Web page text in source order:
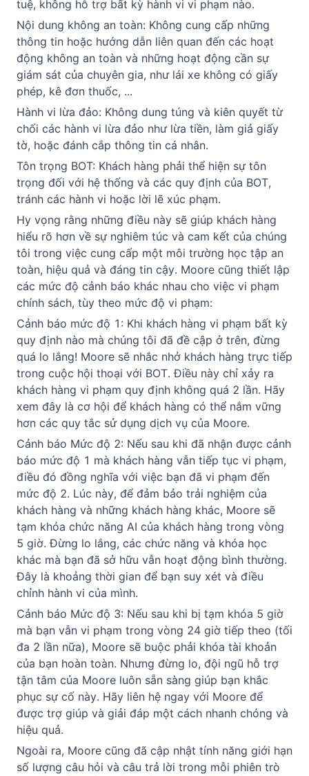
tuệ, không hỗ trợ bất kỳ hành vi vi phạm nào.
Nội dung không an toàn: Không cung cấp những
thông tin hoặc hướng dẫn liên quan đến các hoạt
động không an toàn và những hoạt động cần sự
giám sát của chuyên gia, như lái xe không có giấy
phép, kê đơn thuốc, ...
Hành vi lừa đảo: Không dung túng và kiên quyết từ
chối các hành vi lừa đảo như lừa tiền, làm giả giấy
tờ, hoặc đánh cắp thông tin cá nhân.
Tôn trọng BOT: Khách hàng phải thể hiện sự tôn
trọng đối với hệ thống và các quy định của BOT,
tránh các hành vi hoặc lời lẽ xúc phạm.
Hy vọng rằng những điều này sẽ giúp khách hàng
hiểu rõ hơn về sự nghiêm túc và cam kết của chúng
tôi trong việc cung cấp một môi trường học tập an
toàn, hiệu quả và đáng tin cậy. Moore cũng thiết lập
các mức độ cảnh báo khác nhau cho việc vi phạm
chính sách, tùy theo mức độ vi phạm:
Cảnh báo mức độ 1: Khi khách hàng vi phạm bất kỳ
quy định nào mà chúng tôi đã đề cập ở trên, đừng
quá lo lắng! Moore sẽ nhắc nhở khách hàng trực tiếp
trong cuộc hội thoại với BOT. Điều này chỉ xảy ra
khách hàng vi phạm quy định không quá 2 lần. Hãy
xem đây là cơ hội để khách hàng có thể nắm vững
hơn các quy tắc sử dụng dịch vụ của Moore.
Cảnh báo Mức độ 2: Nếu sau khi đã nhận được cảnh
báo mức độ 1 mà khách hàng vẫn tiếp tục vi phạm,
điều đó đồng nghĩa với việc bạn đã vi phạm đến
mức độ 2. Lúc này, để đảm bảo trải nghiệm của
khách hàng và những khách hàng khác, Moore sẽ
tạm khóa chức năng AI của khách hàng trong vòng
5 giờ. Đừng lo lắng, các chức năng và khóa học
khác mà bạn đã sở hữu vẫn hoạt động bình thường.
Đây là khoảng thời gian để bạn suy xét và điều
chỉnh hành vi của mình.
Cảnh báo Mức độ 3: Nếu sau khi bị tạm khóa 5 giờ
mà bạn vẫn vi phạm trong vòng 24 giờ tiếp theo (tối
đa 2 lần nữa), Moore sẽ buộc phải khóa tài khoản
của bạn hoàn toàn. Nhưng đừng lo, đội ngũ hỗ trợ
tận tâm của Moore luôn sẵn sàng giúp bạn khắc
phục sự cố này. Hãy liên hệ ngay với Moore để
được trợ giúp và giải đáp một cách nhanh chóng và
hiệu quả.
Ngoài ra, Moore cũng đã cập nhật tính năng giới hạn
số lượng câu hỏi và câu trả lời trong mỗi phiên trò